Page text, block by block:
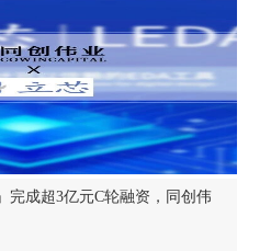
完成超3亿元C轮融资，同创伟